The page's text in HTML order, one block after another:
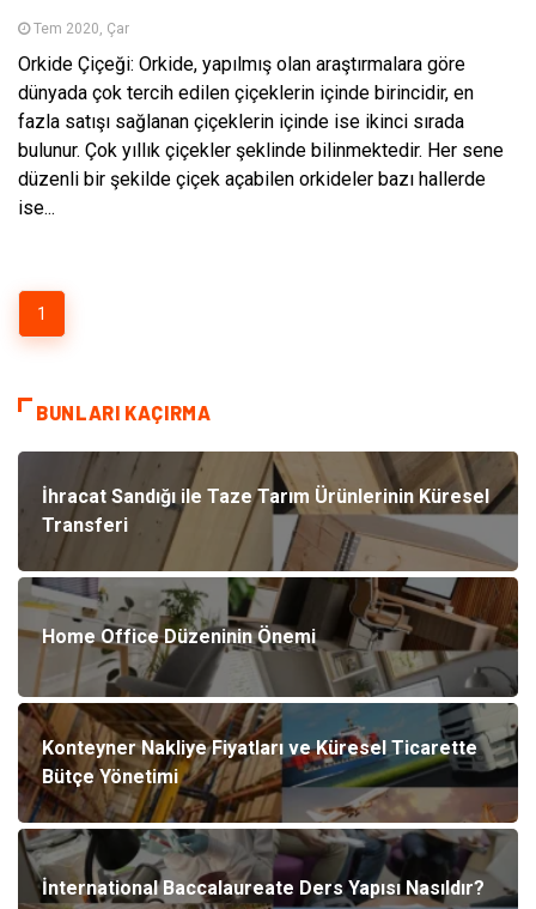
Tem 2020, Çar
Orkide Çiçeği: Orkide, yapılmış olan araştırmalara göre
dünyada çok tercih edilen çiçeklerin içinde birincidir, en
fazla satışı sağlanan çiçeklerin içinde ise ikinci sırada
bulunur. Çok yıllık çiçekler şeklinde bilinmektedir. Her sene
düzenli bir şekilde çiçek açabilen orkideler bazı hallerde
ise...
1
BUNLARI KAÇIRMA
İhracat Sandığı ile Taze Tarım Ürünlerinin Küresel
Transferi
Home Office Düzeninin Önemi
Konteyner Nakliye Fiyatları ve Küresel Ticarette
Bütçe Yönetimi
İnternational Baccalaureate Ders Yapısı Nasıldır?